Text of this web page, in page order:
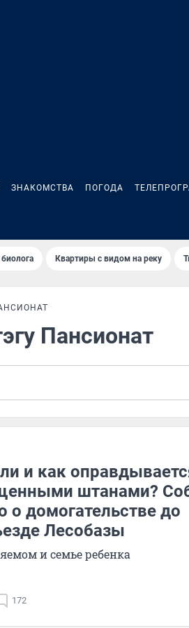
ЗНАКОМСТВА ПОГОДА
Квартиры с видом на реку
Пансионат
и как
штанами?
о домогательстве до
Лесобазы
и семье ребенка
172